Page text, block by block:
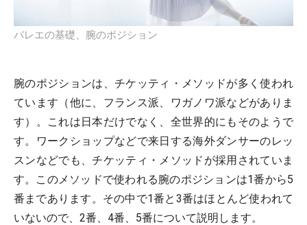
バレエの基礎、腕のポジション
腕のポジションは、チケッティ・メソッドが多く使われ
ています（他に、フランス派、ワガノワ派などがありま
す）。これは日本だけでなく、全世界的にもそのようで
す。ワークショップなどで来日する海外ダンサーのレッ
スンなどでも、チケッティ・メソッドが採用されていま
す。このメソッドで使われる腕のポジションは1番から5
番まであります。その中で1番と3番はほとんど使われて
いないので、2番、4番、5番について説明します。